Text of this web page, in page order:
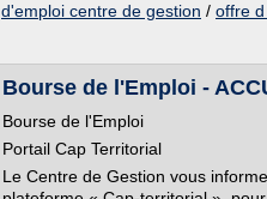
d'emploi centre de gestion / offre
Bourse de l'Emploi -
Bourse de l'Emploi
Portail Cap Territorial
Le Centre de Gestion vous